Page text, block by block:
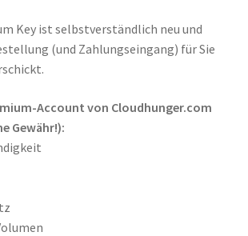
Key ist selbstverständlich neu und
(und Zahlungseingang) für Sie
Account von Cloudhunger.com
Gewähr!):